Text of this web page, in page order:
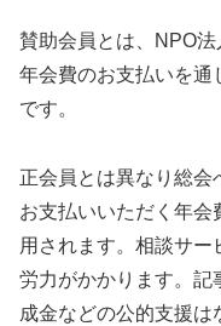
賛助会員とは、NPO法
年会費のお支払いを通
です。
正会員とは異なり総会
お支払いいただく年
用されます。相談サ
労力がかかります。記
成金などの公的支援